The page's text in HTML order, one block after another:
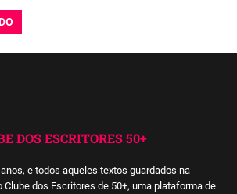
DOS ESCRITORES 50+
e todos aqueles textos guardados na
Clube dos Escritores de 50+, uma plataforma de